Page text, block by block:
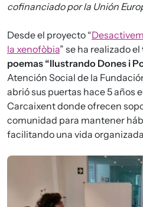
cofinanciado por la Unión
Desde el proyecto “
la xenofòbia” se ha realizado el
poemas “Ilustrando Dones i
Atención Social de la
abrió sus puertas hace 5 años
Carcaixent donde ofrecen
comunidad para mantener
facilitando una vida
Imagen